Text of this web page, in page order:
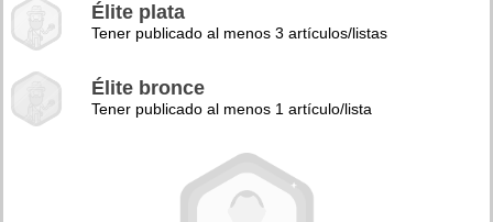
Élite plata
Tener publicado al menos 3 artículos/listas
Élite bronce
Tener publicado al menos 1 artículo/lista